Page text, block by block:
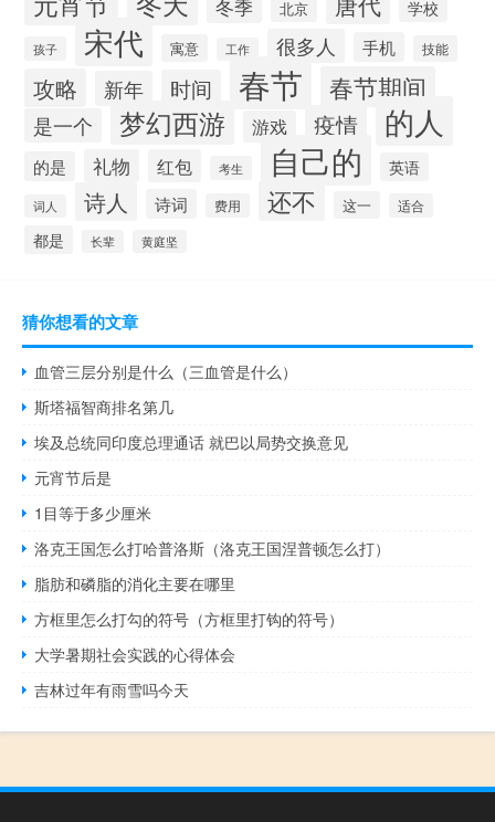
冬季 北京 学校
孩子 宋代 寓意 工作 很多人 手机 技能
攻略 新年 时间 春节 春节期间
是一个 梦幻西游 游戏 疫情 的人
的是 礼物 红包 考生 自己的 英语
词人 诗人 诗词 费用 还不 这一 适合
都是 长辈 黄庭坚
猜你想看的文章
血管三层分别是什么（三血管是什么）
斯塔福智商排名第几
埃及总统同印度总理通话 就巴以局势交换意见
元宵节后是
1目等于多少厘米
洛克王国怎么打哈普洛斯（洛克王国涅普顿怎么打）
脂肪和磷脂的消化主要在哪里
方框里怎么打勾的符号（方框里打钩的符号）
大学暑期社会实践的心得体会
吉林过年有雨雪吗今天